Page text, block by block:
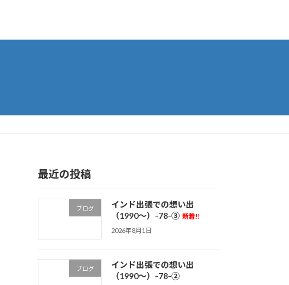
最近の投稿
ブログ
インド出張での想い出
（1990～）-78-③ 新着!!
2026年8月1日
ブログ
インド出張での想い出
（1990～）-78-②